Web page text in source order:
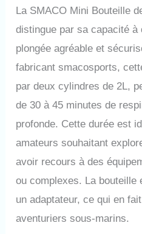
au
de
peut
du
très
La SMACO Mini Bouteille
distingue par sa capacité
plongée agréable et
fabricant smacosports,
par deux cylindres de 2L,
de 30 à 45 minutes de
profonde. Cette durée est
amateurs souhaitant
avoir recours à des
ou complexes. La
un adaptateur, ce qui en
aventuriers sous-marins.